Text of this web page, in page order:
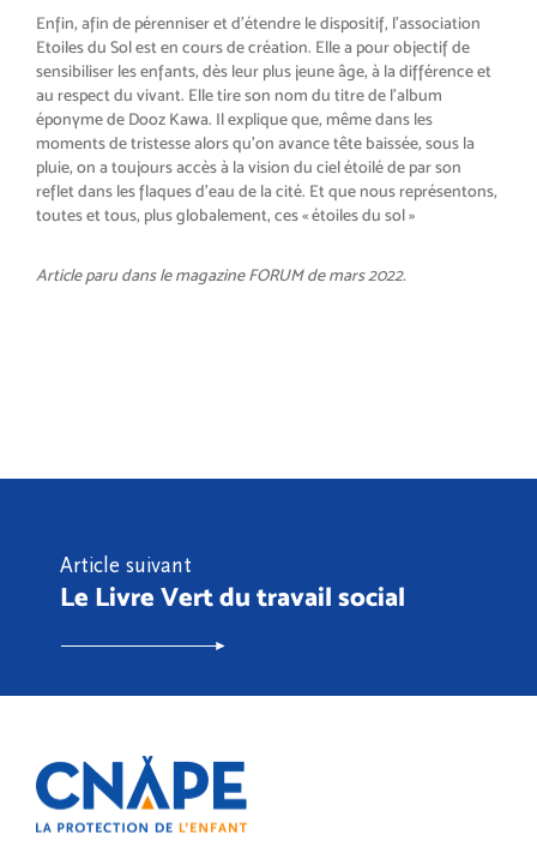
Enfin, afin de pérenniser et d’étendre le dispositif, l’association
Etoiles du Sol est en cours de création. Elle a pour objectif de
sensibiliser les enfants, dès leur plus jeune âge, à la différence et
au respect du vivant. Elle tire son nom du titre de l’album
éponyme de Dooz Kawa. Il expliqueque, même dans les
moments detristesse alors qu’on avance tête baissée, sous la
pluie, on a toujoursaccès à la vision du ciel étoilé de parson
reflet dans les flaques d’eau de la cité. Et que nous représentons,
toutes et tous, plus globalement, ces «étoiles du sol»
Article paru dans le magazine FORUM de mars 2022.
Article suivant
Le Livre Vert du travail social